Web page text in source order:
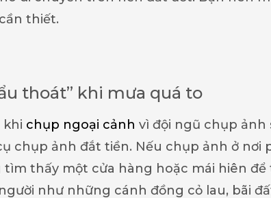
thiết.
thoát” khi mưa quá to
khi chụp ngoại cảnh vì đội ngũ chụp ảnh
chụp ảnh đắt tiền. Nếu chụp ảnh ở nơi
thấy một cửa hàng hoặc mái hiên để
như những cánh đồng cỏ lau, bãi